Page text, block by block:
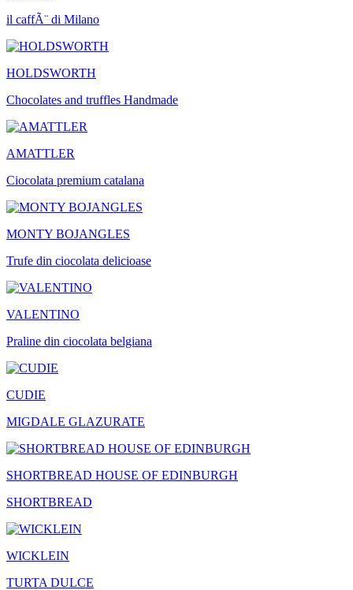
il caffÃ¨ di Milano
HOLDSWORTH
Chocolates and truffles Handmade
AMATTLER
Ciocolata premium catalana
MONTY BOJANGLES
Trufe din ciocolata delicioase
VALENTINO
Praline din ciocolata belgiana
CUDIE
MIGDALE GLAZURATE
SHORTBREAD HOUSE OF EDINBURGH
SHORTBREAD
WICKLEIN
TURTA DULCE